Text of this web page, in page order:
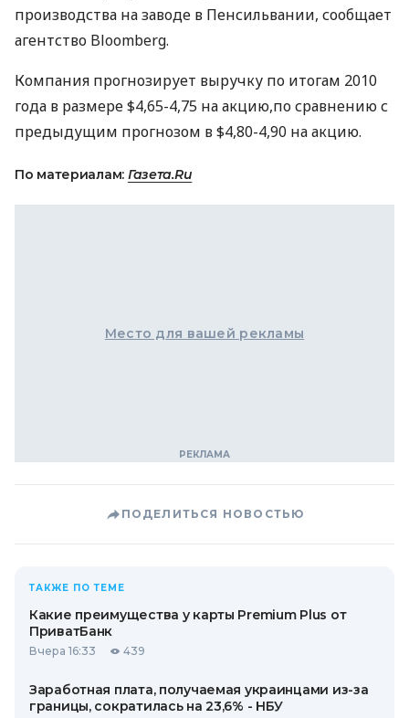
производства на заводе в Пенсильвании, сообщает
агентство Bloomberg.
Компания прогнозирует выручку по итогам 2010
года в размере $4,65-4,75 на акцию,по сравнению с
предыдущим прогнозом в $4,80-4,90 на акцию.
По материалам: Газета.Ru
Место для вашей рекламы
ПОДЕЛИТЬСЯ НОВОСТЬЮ
ТАКЖЕ ПО ТЕМЕ
Какие преимущества у карты Premium Plus от
ПриватБанк
Вчера 16:33 439
Заработная плата, получаемая украинцами из-за
границы, сократилась на 23,6% - НБУ